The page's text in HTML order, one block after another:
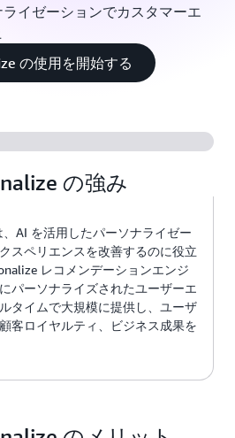
イゼーションでカスタマーエ
の使用を開始する
の強み
AI を活用したパーソナライゼー
スペリエンスを改善するのに役立
レコメンデーションエンジ
パーソナライズされたユーザーエ
タイムで大規模に提供し、ユーザ
客ロイヤルティ、ビジネス成果を